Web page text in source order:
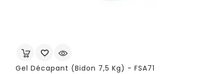
Gel Décapant (bidon 7,5 Kg) - FSA71